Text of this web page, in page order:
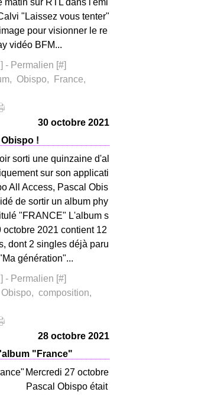
matin sur RTL dans l'émi
"Laissez vous tenter"
pour visionner le re
vidéo BFM...
] - Permalien [#]
, Obispo, France,
30 octobre 2021
!
sorti une quinzaine d'al
sur son applicati
All Access, Pascal Obis
de sortir un album phy
"FRANCE" L'album s
octobre 2021 contient 12
dont 2 singles déjà paru
génération"...
] - Permalien [#]
Obispo, composition,
28 octobre 2021
"France"
Mercredi 27 octobre
Pascal Obispo était